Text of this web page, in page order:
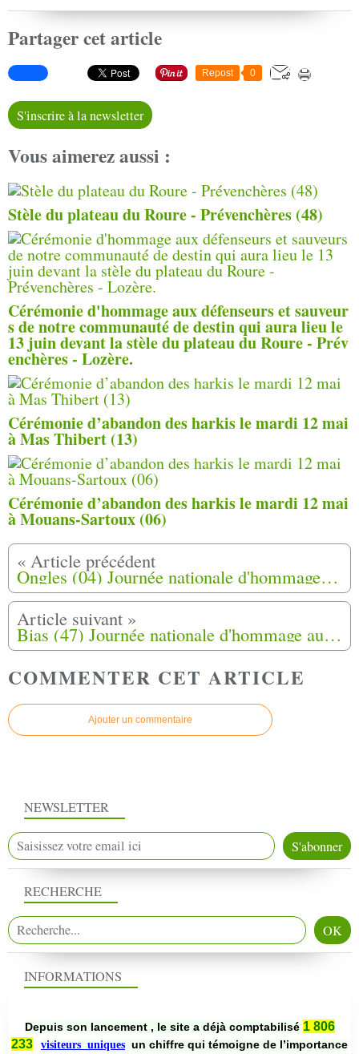
Partager cet article
Repost 0
S'inscrire à la newsletter
Vous aimerez aussi :
Stèle du plateau du Roure - Prévenchères (48)
Cérémonie d'hommage aux défenseurs et sauveur
s de notre communauté de destin qui aura lieu le
13 juin devant la stèle du plateau du Roure - Prév
enchères - Lozère.
Cérémonie d’abandon des harkis le mardi 12 mai
à Mas Thibert (13)
Cérémonie d’abandon des harkis le mardi 12 mai
à Mouans-Sartoux (06)
Ongles (04) Journée nationale d'hommage aux harkis 25-09-2020
Bias (47) Journée nationale d'hommage aux harkis 25-09-2020
COMMENTER CET ARTICLE
Ajouter un commentaire
NEWSLETTER
RECHERCHE
INFORMATIONS
Depuis son lancement , le site a déjà comptabilisé 1 806
233
visiteurs uniques un chiffre qui témoigne de l’importance